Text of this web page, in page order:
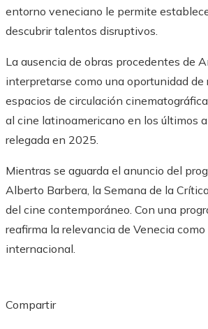
entorno veneciano le permite
descubrir talentos disruptivos.
La ausencia de obras procedentes de
interpretarse como una oportunidad
espacios de circulación
al cine latinoamericano en los últimos
relegada en 2025.
Mientras se aguarda el anuncio del
Alberto Barbera, la Semana de la
del cine contemporáneo. Con una
reafirma la relevancia de Venecia
internacional.
Compartir